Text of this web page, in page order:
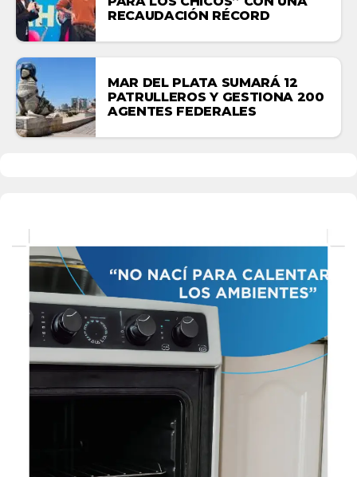
RECAUDACIÓN RÉCORD
MAR DEL PLATA SUMARÁ 12
PATRULLEROS Y GESTIONA 200
AGENTES FEDERALES